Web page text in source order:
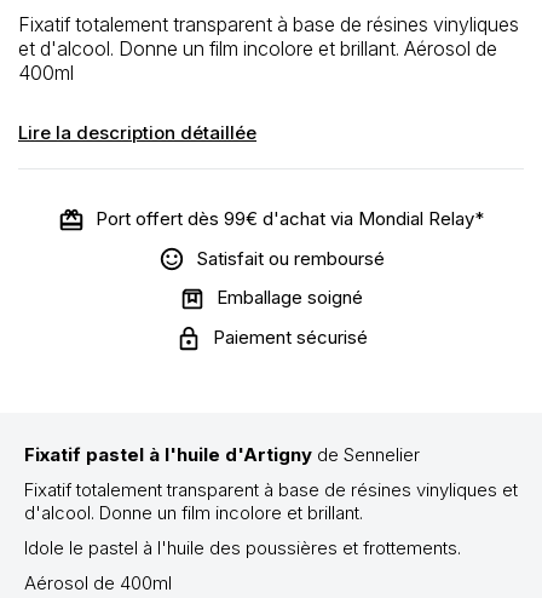
Fixatif totalement transparent à base de résines vinyliques
et d'alcool. Donne un film incolore et brillant. Aérosol de
400ml
Lire la description détaillée
Port offert dès 99€ d'achat via Mondial Relay*
Satisfait ou remboursé
Emballage soigné
Paiement sécurisé
Fixatif pastel à l'huile d'Artigny de Sennelier
Fixatif totalement transparent à base de résines vinyliques et
d'alcool. Donne un film incolore et brillant.
Idole le pastel à l'huile des poussières et frottements.
Aérosol de 400ml